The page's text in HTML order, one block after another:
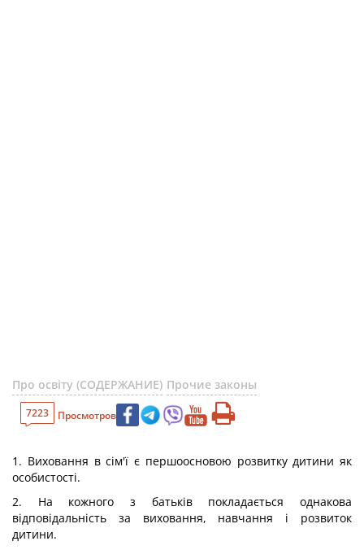
Про освіту (СОДЕРЖАНИЕ) Прочие законы
7223 Просмотров
1. Виховання в сім'ї є першоосновою розвитку дитини як
особистості.
2. На кожного з батьків покладається однакова
відповідальність за виховання, навчання і розвиток
дитини.